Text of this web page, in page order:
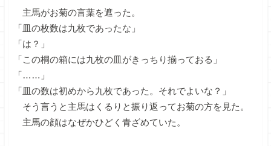
主馬がお菊の言葉を遮った。
「皿の枚数は九枚であったな」
「は？」
「この桐の箱には九枚の皿がきっちり揃っておる」
「……」
「皿の数は初めから九枚であった。それでよいな？」
そう言うと主馬はくるりと振り返ってお菊の方を見た。
主馬の顔はなぜかひどく青ざめていた。